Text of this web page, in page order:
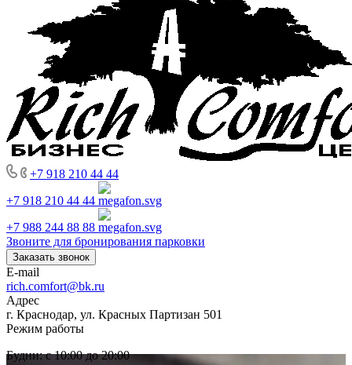
+7 918 210 44 44
+7 918 210 44 44
+7 988 244 88 88
Звоните для бронирования парковки
Заказать звонок
E-mail
rich.comfort@bk.ru
Адрес
г. Краснодар, ул. Красных Партизан 501
Режим работы
Будни: с 10:00 до 20:00